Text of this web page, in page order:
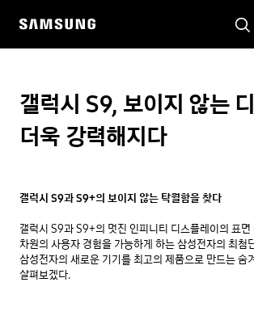
갤럭시 S9, 보이지 않는
더욱 강력해지다
갤럭시 S9과 S9+의 보이지 않는 탁월함을 찾다
갤럭시 S9과 S9+의 멋진 인피니티 디스플레이의 표
차원의 사용자 경험을 가능하게 하는 삼성전자의 최첨
삼성전자의 새로운 기기를 최고의 제품으로 만드는 숨